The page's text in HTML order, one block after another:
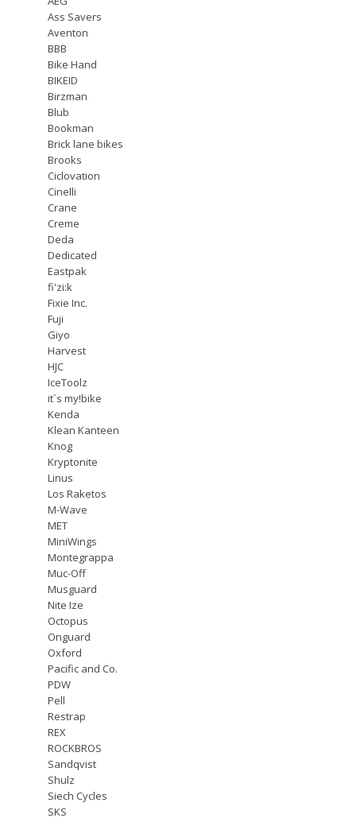
Ass Savers
Aventon
BBB
Bike Hand
BIKEID
Birzman
Blub
Bookman
Brick lane bikes
Brooks
Ciclovation
Cinelli
Crane
Creme
Deda
Dedicated
Eastpak
fi'zi:k
Fixie Inc.
Fuji
Giyo
Harvest
HJC
IceToolz
it`s my!bike
Kenda
Klean Kanteen
Knog
Kryptonite
Linus
Los Raketos
M-Wave
MET
MiniWings
Montegrappa
Muc-Off
Musguard
Nite Ize
Octopus
Onguard
Oxford
Pacific and Co.
PDW
Pell
Restrap
REX
ROCKBROS
Sandqvist
Shulz
Siech Cycles
SKS